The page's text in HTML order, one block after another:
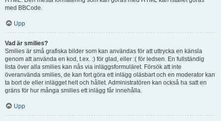
med BBCode.
Upp
Vad är smilies?
Smilies är små grafiska bilder som kan användas för att uttrycka en känsla
genom att använda en kod, t.ex. :) för glad, eller :( för ledsen. En fullständig
lista över alla smilies kan nås via inläggsformuläret. Försök att inte
överanvända smilies, de kan fort göra ett inlägg oläsbart och en moderator kan
ta bort de eller inlägget helt och hållet. Administratören kan också ha satt en
gräns för hur många smilies ett inlägg får innehålla.
Upp